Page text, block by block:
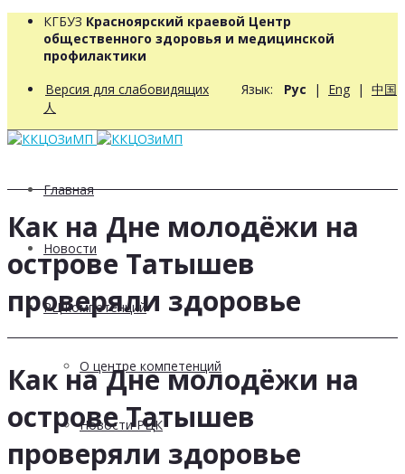
КГБУЗ Красноярский краевой Центр
общественного здоровья и медицинской
профилактики
Версия для слабовидящих Язык: Рус | Eng | 中国
人
Главная
Новости
РЦ компетенций
О центре компетенций
Новости РЦК
Как на Дне молодёжи на
острове Татышев
проверяли здоровье
Как на Дне молодёжи на
острове Татышев
проверяли здоровье